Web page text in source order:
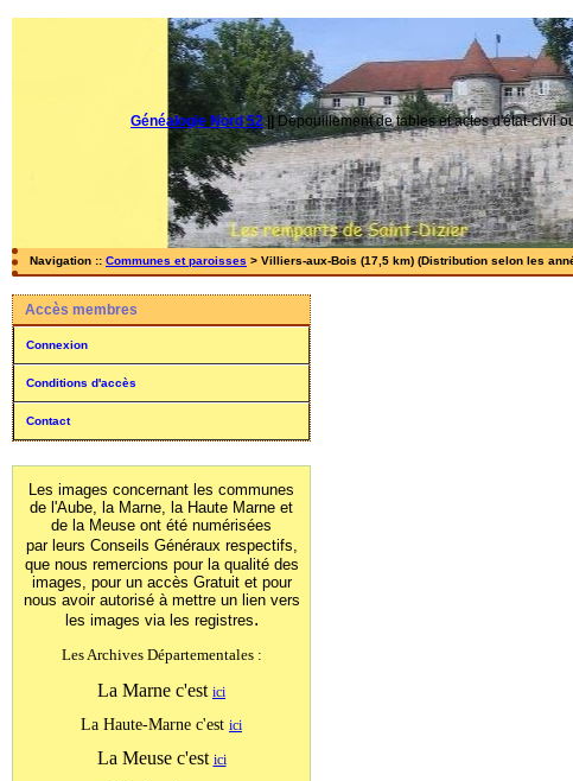
Généalogie Nord 52|| Dépouillement de tables et actes d'état-civil
Navigation :: Communes et paroisses > Villiers-aux-Bois (17,5 km) (Distribution selon les
Accès membres
Connexion
Conditions d'accès
Contact
Les images concernant les communes
de l'Aube, la Marne, la Haute Marne et
de la Meuse ont été numérisées
par leurs Conseils Généraux respectifs,
que nous remercions pour la qualité des
images, pour un accès Gratuit et pour
nous avoir autorisé à mettre un lien vers
les images via les registres.
Les Archives Départementales :
La Marne c'est ici
La Haute-Marne c'est ici
La Meuse c'est ici